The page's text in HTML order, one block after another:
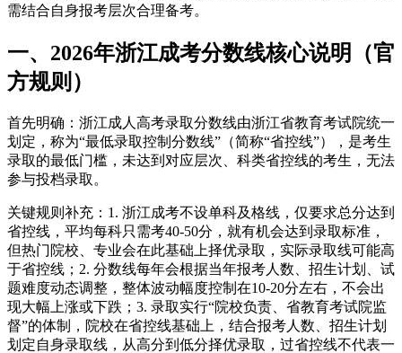
需结合自身报考层次合理备考。
一、2026年浙江成考分数线核心说明（官
方规则）
首先明确：浙江成人高考录取分数线由浙江省教育考试院统一
划定，称为“最低录取控制分数线”（简称“省控线”），是考生
录取的最低门槛，未达到对应层次、科类省控线的考生，无法
参与投档录取。
关键规则补充：1. 浙江成考不设单科及格线，仅要求总分达到
省控线，平均每科只需考40-50分，就有机会达到录取标准，
但热门院校、专业会在此基础上择优录取，实际录取线可能高
于省控线；2. 分数线每年会根据当年报考人数、招生计划、试
题难度动态调整，整体波动幅度控制在10-20分左右，不会出
现大幅上涨或下跌；3. 录取实行“院校负责、省教育考试院监
督”的体制，院校在省控线基础上，结合报考人数、招生计划
划定自身录取线，从高分到低分择优录取，过省控线不代表一